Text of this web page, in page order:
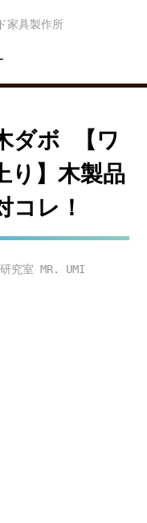
ダボ 【ワ
り】木製品
コレ！
究室 MR. UMI